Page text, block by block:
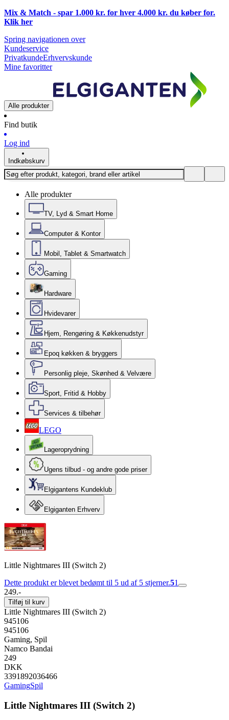
Mix & Match - spar 1.000 kr. for hver 4.000 kr. du køber for.
Klik her
Spring navigationen over
Kundeservice
PrivatkundeErhvervskunde
Mine favoritter
Alle produkter
Find butik
Log ind
Indkøbskurv
Alle produkter
TV, Lyd & Smart Home
Computer & Kontor
Mobil, Tablet & Smartwatch
Gaming
Hardware
Hvidevarer
Hjem, Rengøring & Køkkenudstyr
Epoq køkken & bryggers
Personlig pleje, Skønhed & Velvære
Sport, Fritid & Hobby
Services & tilbehør
LEGO
Lageroprydning
Ugens tilbud - og andre gode priser
Elgigantens Kundeklub
Elgiganten Erhverv
Little Nightmares III (Switch 2)
Dette produkt er blevet bedømt til 5 ud af 5 stjerner.51
249.-
Tilføj til kurv
Little Nightmares III (Switch 2)
945106
945106
Gaming, Spil
Namco Bandai
249
DKK
3391892036466
GamingSpil
Little Nightmares III (Switch 2)